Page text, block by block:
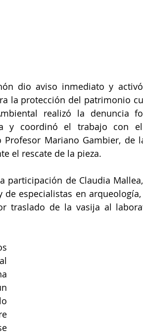
dio aviso inmediato y
la protección del patrimonio
realizó la denuncia
y coordinó el trabajo con
Mariano Gambier, de
el rescate de la pieza.
participación de Claudia
especialistas en
traslado de la vasija al